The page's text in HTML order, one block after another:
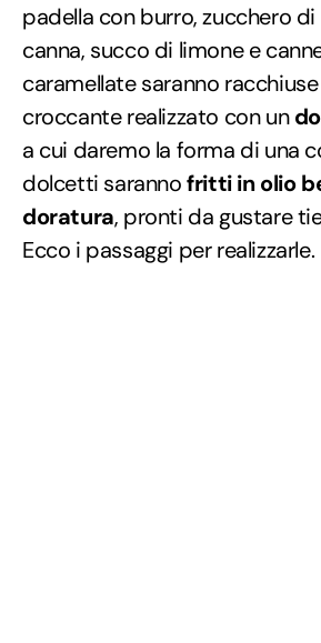
padella con burro, zucchero
canna, succo di limone e
caramellate saranno
croccante realizzato con un
a cui daremo la forma di una
dolcetti sarannofritti in olio
doratura, pronti da gustare
Ecco i passaggi per realizzarle.